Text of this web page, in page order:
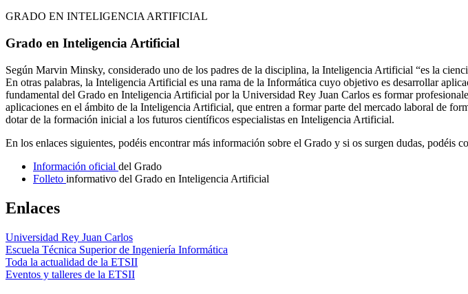
GRADO EN INTELIGENCIA ARTIFICIAL
Grado en Inteligencia Artificial
Según Marvin Minsky, considerado uno de los padres de la disciplina, la Inteligencia Artificial “es la
En otras palabras, la Inteligencia Artificial es una rama de la Informática cuyo objetivo es desarrollar
fundamental del Grado en Inteligencia Artificial por la Universidad Rey Juan Carlos es formar
aplicaciones en el ámbito de la Inteligencia Artificial, que entren a formar parte del mercado laboral de
dotar de la formación inicial a los futuros científicos especialistas en Inteligencia Artificial.
En los enlaces siguientes, podéis encontrar más información sobre el Grado y si os surgen dudas, podéis
Información oficial del Grado
Folleto informativo del Grado en Inteligencia Artificial
Enlaces
Universidad Rey Juan Carlos
Escuela Técnica Superior de Ingeniería Informática
Toda la actualidad de la ETSII
Eventos y talleres de la ETSII